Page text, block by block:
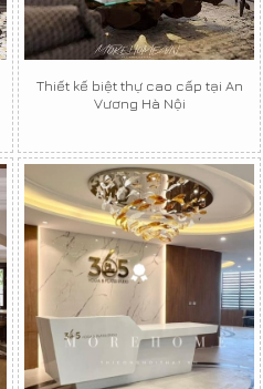
Thiết kế biệt thự cao cấp tại An
Vương Hà Nội